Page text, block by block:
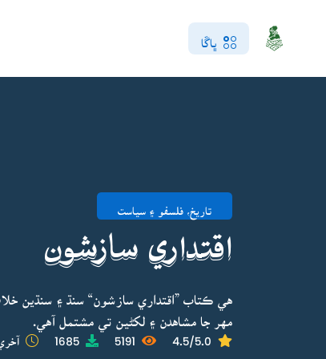
ڀاڱا
تاريخ، فلسفو ۽ سياست
اقتداري سازشون
هي ڪتاب ”اقتداري سازشون“ سنڌ ۽ سنڌين
مهر جا مشاهدن ۽ لکڻين تي مشتمل آهي.
4.5/5.0
5191
1685